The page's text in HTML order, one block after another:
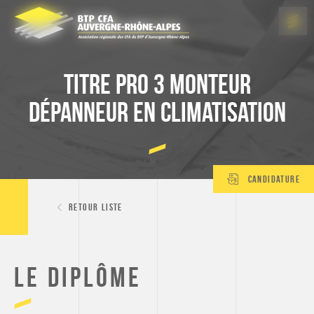
Panneau de gestion des cookies
Titre Pro 3 Monteur
dépanneur en climatisation
Candidature
Retour liste
Le diplôme